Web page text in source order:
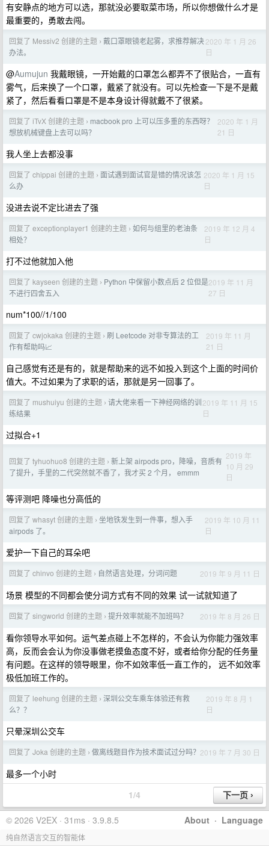
有安静点的地方可以选，那就没必要取菜市场，所以你想做什么才是
最重要的，勇敢去闯。
回复了 Messiv2 创建的主题 › 戴口罩眼镜老起雾，求推荐解决
办法。
2020 年 1 月 26
日
@Aumujun 我戴眼镜，一开始戴的口罩怎么都弄不了很贴合，一直有
雾气，后来换了一个口罩，戴紧了就没有。可以先检查一下是不是戴
紧了，然后看看口罩是不是本身设计得就戴不了很紧。
回复了 iTvX 创建的主题 › macbook pro 上可以压多重的东西呀？
想放机械键盘上去可以吗？
2020 年 1 月
21 日
我人坐上去都没事
回复了 chippai 创建的主题 › 面试遇到面试官是错的情况该怎
么办
2020 年 1 月 15
日
没进去说不定比进去了强
回复了 exceptionplayer1 创建的主题 › 如何与组里的老油条
相处？
2019 年 12 月 4
日
打不过他就加入他
回复了 kayseen 创建的主题 › Python 中保留小数点后 2 位但是
不进行四舍五入
2019 年 11 月
27 日
num*100//1/100
回复了 cwjokaka 创建的主题 › 刷 Leetcode 对非专算法的工
作有帮助吗📈
2019 年 11 月
21 日
自己感觉有还是有的，就是帮助来的远不如投入到这个上面的时间价
值大。不过如果为了求职的话，那就是另一回事了。
回复了 mushuiyu 创建的主题 › 请大佬来看一下神经网络的训
练结果
2019 年 11 月 15
日
过拟合+1
回复了 tyhuohuo8 创建的主题 › 新上架 airpods pro，降噪，音质有
了提升，手里的二代突然就不香了，我才买 2 个月， emmm
2019 年
10 月 29
日
等评测吧 降噪也分高低的
回复了 whasyt 创建的主题 › 坐地铁发生到一件事，想入手
airpods 了。
2019 年 10 月 11
日
爱护一下自己的耳朵吧
回复了 chinvo 创建的主题 › 自然语言处理，分词问题 2019 年 9 月 11 日
场景 模型的不同都会使分词方式有不同的效果 试一试就知道了
回复了 singworld 创建的主题 › 提升效率就能不加班吗？ 2019 年 8 月 26 日
看你领导水平如何。运气差点碰上不怎样的，不会认为你能力强效率
高，反而会会认为你没事做老摸鱼态度不好，或者给你分配的任务量
有问题。在这样的领导眼里，你不如效率低一直工作的， 远不如效率
极低加班工作的。
回复了 leehung 创建的主题 › 深圳公交车乘车体验还有救
么？？
2019 年 8 月 1
日
只晕深圳公交车
回复了 Joka 创建的主题 › 做离线题目作为技术面试过分吗？ 2019 年 7 月 30 日
最多一个小时
1/4
About · Language
© 2026 V2EX · 31ms · 3.9.8.5
纯自然语言交互的智能体